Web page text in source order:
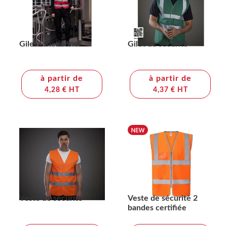
Gilet fonctionnel
à partir de
4,28 € HT
Gilet de sécurité
à partir de
4,37 € HT
Veste de sécurité
Veste de sécurité 2
bandes certifiée